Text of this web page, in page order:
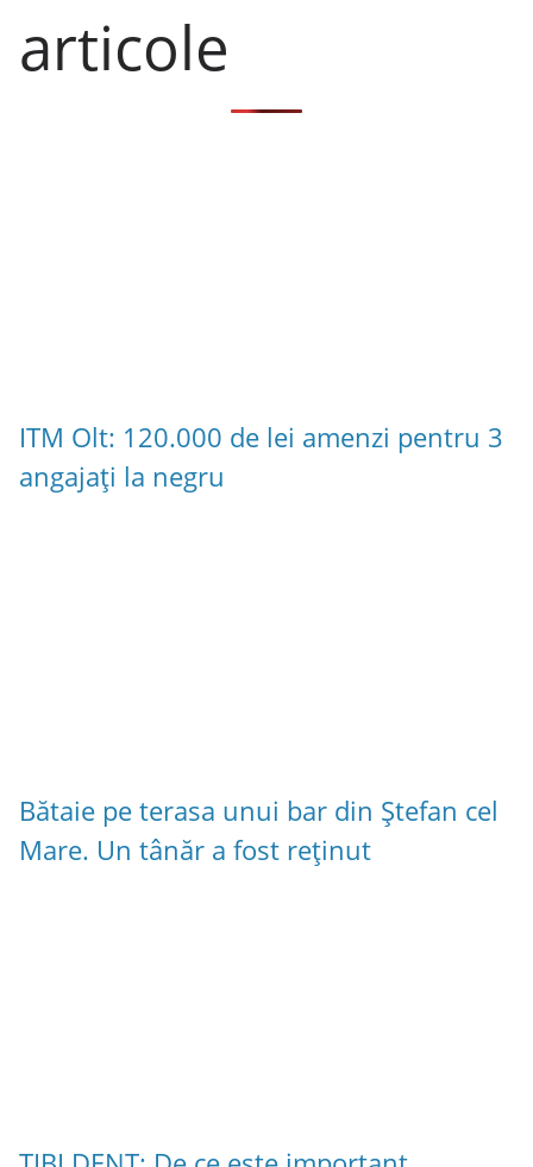
articole
ITM Olt: 120.000 de lei amenzi pentru 3
angajați la negru
Bătaie pe terasa unui bar din Ștefan cel
Mare. Un tânăr a fost reținut